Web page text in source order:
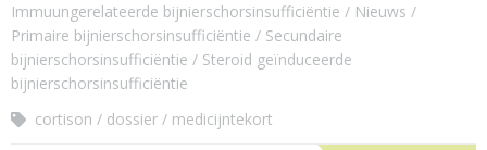
Immuungerelateerde bijnierschorsinsufficiëntie
Nieuws
Primaire bijnierschorsinsufficiëntie
Secundaire
bijnierschorsinsufficiëntie
Steroid geïnduceerde
bijnierschorsinsufficiëntie
cortison
dossier medicijntekort